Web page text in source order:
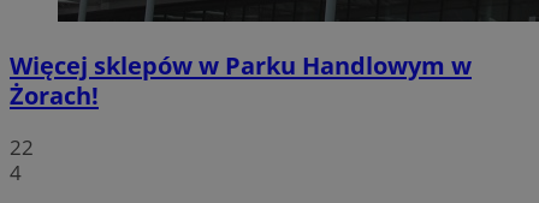
Więcej sklepów w Parku Handlowym w
Żorach!
22
4